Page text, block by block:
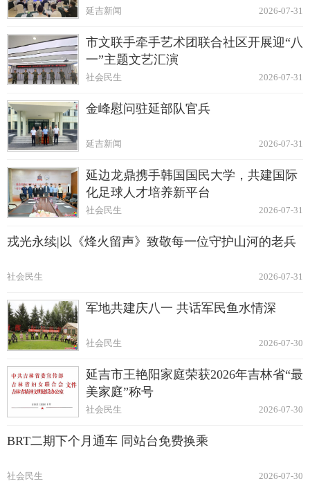
2026-07-31
延吉新闻
市文联手牵手艺术团联合社区开展迎“八
一”主题文艺汇演
2026-07-31
社会民生
金峰慰问驻延部队官兵
2026-07-31
延吉新闻
延边龙鼎携手韩国国民大学，共建国际
化足球人才培养新平台
2026-07-31
社会民生
戎光永续|以《烽火留声》致敬每一位守护山河的老兵
2026-07-31
社会民生
军地共建庆八一 共话军民鱼水情深
2026-07-30
社会民生
延吉市王艳阳家庭荣获2026年吉林省“最
美家庭”称号
2026-07-30
社会民生
BRT二期下个月通车 同站台免费换乘
2026-07-30
社会民生